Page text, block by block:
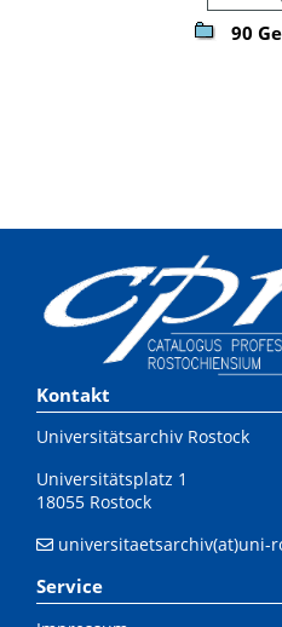
90
Kontakt
Universitätsarchiv Rostock
Universitätsplatz 1
18055 Rostock
universitaetsarchiv(at)uni-
Service